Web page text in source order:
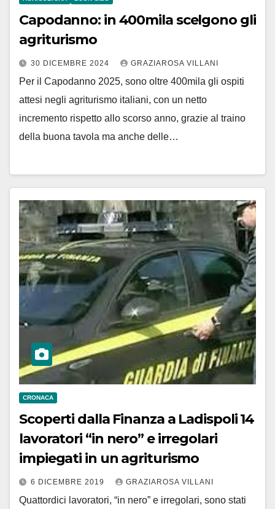
Capodanno: in 400mila scelgono gli
agriturismo
30 DICEMBRE 2024 GRAZIAROSA VILLANI
Per il Capodanno 2025, sono oltre 400mila gli ospiti
attesi negli agriturismo italiani, con un netto
incremento rispetto allo scorso anno, grazie al traino
della buona tavola ma anche delle…
CRONACA
Scoperti dalla Finanza a Ladispoli 14
lavoratori “in nero” e irregolari
impiegati in un agriturismo
6 DICEMBRE 2019 GRAZIAROSA VILLANI
Quattordici lavoratori, “in nero” e irregolari, sono stati